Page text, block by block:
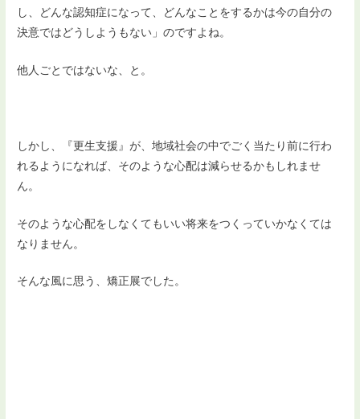
し、どんな認知症になって、どんなことをするかは今の自分の
決意ではどうしようもない」のですよね。
他人ごとではないな、と。
しかし、『更生支援』が、地域社会の中でごく当たり前に行わ
れるようになれば、そのような心配は減らせるかもしれませ
ん。
そのような心配をしなくてもいい将来をつくっていかなくては
なりません。
そんな風に思う、矯正展でした。